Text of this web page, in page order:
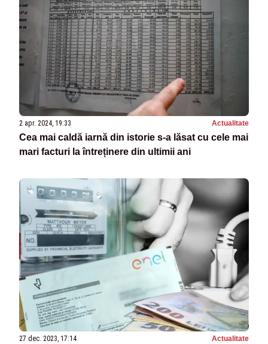
2 apr. 2024, 19:33 Actualitate
Cea mai caldă iarnă din istorie s-a lăsat cu cele mai
mari facturi la întreținere din ultimii ani
27 dec. 2023, 17:14 Actualitate